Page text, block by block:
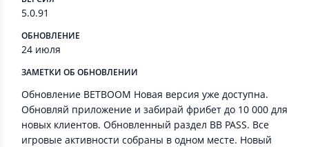
5.0.91
ОБНОВЛЕНИЕ
24 июля
ЗАМЕТКИ ОБ ОБНОВЛЕНИИ
Обновление BETBOOM Новая версия уже доступна.
Обновляй приложение и забирай фрибет до 10 000 для
новых клиентов. Обновленный раздел BB PASS. Все
игровые активности собраны в одном месте. Новый